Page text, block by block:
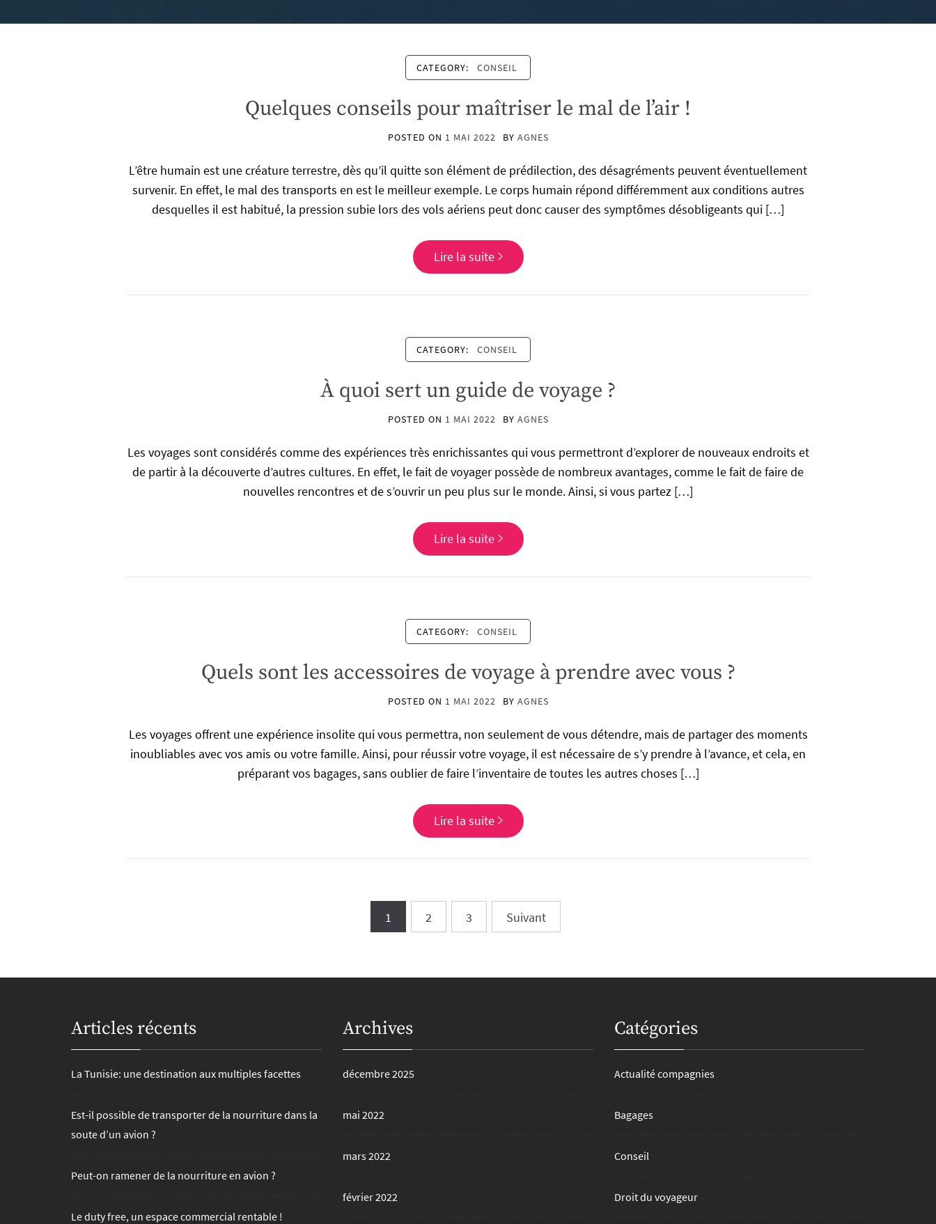
CATEGORY: CONSEIL
Quelques conseils pour maîtriser le mal de l’air !
POSTED ON 1 MAI 2022 BY AGNES
L’être humain est une créature terrestre, dès qu’il quitte son élément de prédilection, des désagréments peuvent éventuellement
survenir. En effet, le mal des transports en est le meilleur exemple. Le corps humain répond différemment aux conditions autres
desquelles il est habitué, la pression subie lors des vols aériens peut donc causer des symptômes désobligeants qui […]
Lire la suite
CATEGORY: CONSEIL
À quoi sert un guide de voyage ?
POSTED ON 1 MAI 2022 BY AGNES
Les voyages sont considérés comme des expériences très enrichissantes qui vous permettront d’explorer de nouveaux endroits et
de partir à la découverte d’autres cultures. En effet, le fait de voyager possède de nombreux avantages, comme le fait de faire de
nouvelles rencontres et de s’ouvrir un peu plus sur le monde. Ainsi, si vous partez […]
Lire la suite
CATEGORY: CONSEIL
Quels sont les accessoires de voyage à prendre avec vous ?
POSTED ON 1 MAI 2022 BY AGNES
Les voyages offrent une expérience insolite qui vous permettra, non seulement de vous détendre, mais de partager des moments
inoubliables avec vos amis ou votre famille. Ainsi, pour réussir votre voyage, il est nécessaire de s’y prendre à l’avance, et cela, en
préparant vos bagages, sans oublier de faire l’inventaire de toutes les autres choses […]
Lire la suite
1 2 3 Suivant
Articles récents
La Tunisie: une destination aux multiples facettes
Est-il possible de transporter de la nourriture dans la
soute d’un avion ?
Peut-on ramener de la nourriture en avion ?
Le duty free, un espace commercial rentable !
Archives
décembre 2025
mai 2022
mars 2022
février 2022
Catégories
Actualité compagnies
Bagages
Conseil
Droit du voyageur